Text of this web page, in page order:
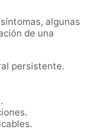
algunas
de una
persistente.